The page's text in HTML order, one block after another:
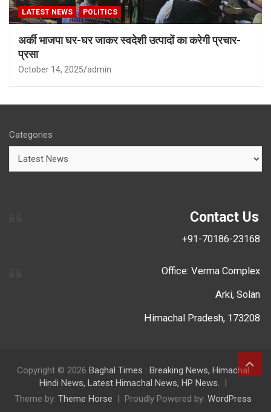
LATEST NEWS POLITICS
अर्की भाजपा घर-घर जाकर स्वदेशी उत्पादों का करेगी प्रचार-
प्रसा
October 14, 2025 admin
Categories
Contact Us
+91-70186-23168
Office: Verma Complex
Arki, Solan
Himachal Pradesh, 173208
Copyright © 2026 Baghal Times : Breaking News, Himachal
Hindi News, Latest Himachal News, HP News.
Theme by: Theme Horse Proudly Powered by: WordPress